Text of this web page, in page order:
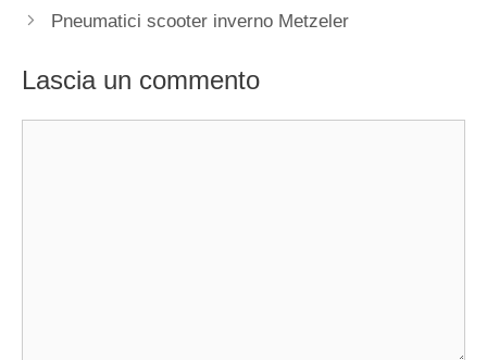
Pneumatici scooter inverno Metzeler
Lascia un commento